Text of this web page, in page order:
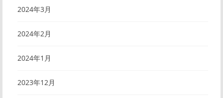
2024年3月
2024年2月
2024年1月
2023年12月